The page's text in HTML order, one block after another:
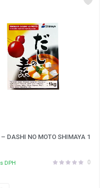
DASHI NO MOTO SHIMAYA 1
0
s DPH